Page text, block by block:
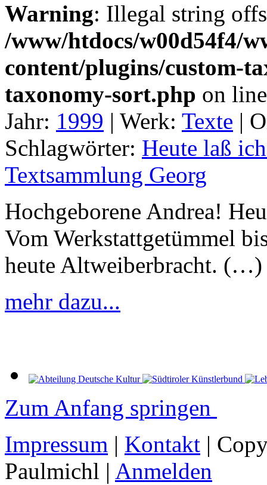
Warning: Illegal string
/www/htdocs/w00d54f4/
content/plugins/custom-
taxonomy-sort.php on
Jahr: 1999 | Werk: Texte |
Schlagwörter: Heute laß
Textsammlung Georg
Hochgeborene Andrea!
Vom Werkstattgetümmel
heute Altweiberbracht. (…)
mehr dazu...
Zum Anfang springen
Impressum | Kontakt |
Paulmichl | Anmelden